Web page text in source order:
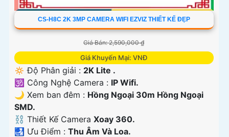
CS-H8C 2K 3MP CAMERA WIFI EZVIZ THIẾT KẾ ĐẸP
Giá Bán: 2,590,000 ₫
Giá Khuyến Mại: VNĐ
🔅 Độ Phân giải : 2K Lite .
🕉️ Công Nghệ Camera : IP Wifi.
🌙 Xem ban đêm : Hồng Ngoại 30m Hồng Ngoại
SMD.
⛓ Thiết Kế Camera Xoay 360.
️🛃 Ưu Điểm : Thu Âm Và Loa.